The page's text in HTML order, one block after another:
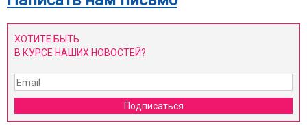
ХОТИТЕ БЫТЬ
В КУРСЕ НАШИХ НОВОСТЕЙ?
Подписаться